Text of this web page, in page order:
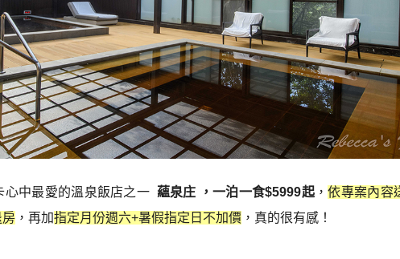
中最愛的溫泉飯店之一 蘊泉庄 ，一泊一食$5999起 ，依專案內容
房 ，再加指定月份週六+暑假指定日不加價 ，真的很有感！